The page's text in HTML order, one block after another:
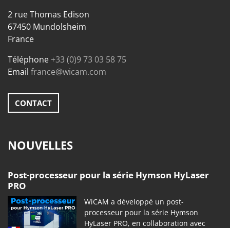
2 rue Thomas Edison
67450 Mundolsheim
France
Téléphone+33 (0)9 73 03 58 75
Email france@wicam.com
CONTACT
NOUVELLES
Post-processeur pour la série Hymson HyLaser
PRO
WiCAM a développé un post-
processeur pour la série Hymson
HyLaser PRO, en collaboration avec